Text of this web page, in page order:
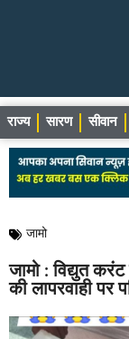
राज्य सारण सीवान
जामो
जामो : विद्युत
की लापरवाही पर